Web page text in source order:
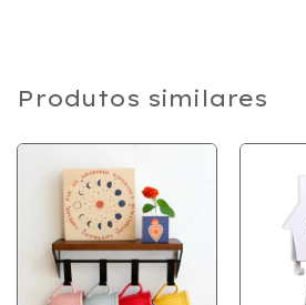
Produtos similares